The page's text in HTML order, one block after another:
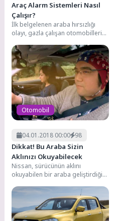
Araç Alarm Sistemleri Nasıl
Çalışır?
İlk belgelenen araba hırsızlığı
olayı, gazla çalışan otomobillerin
sonra 1896'da...
Otomobil
04.01.2018 00:00 98
Dikkat! Bu Araba Sizin
Aklınızı Okuyabilecek
Nissan, sürücünün aklını
okuyabilen bir araba geliştirdiğini
yazılım, bir aracın tepkisini...